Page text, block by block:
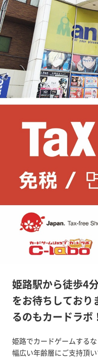
姫路駅から徒歩4
をお待ちしており
るのもカードラボ
姫路でカードゲームする
幅広い年齢層にご支持頂